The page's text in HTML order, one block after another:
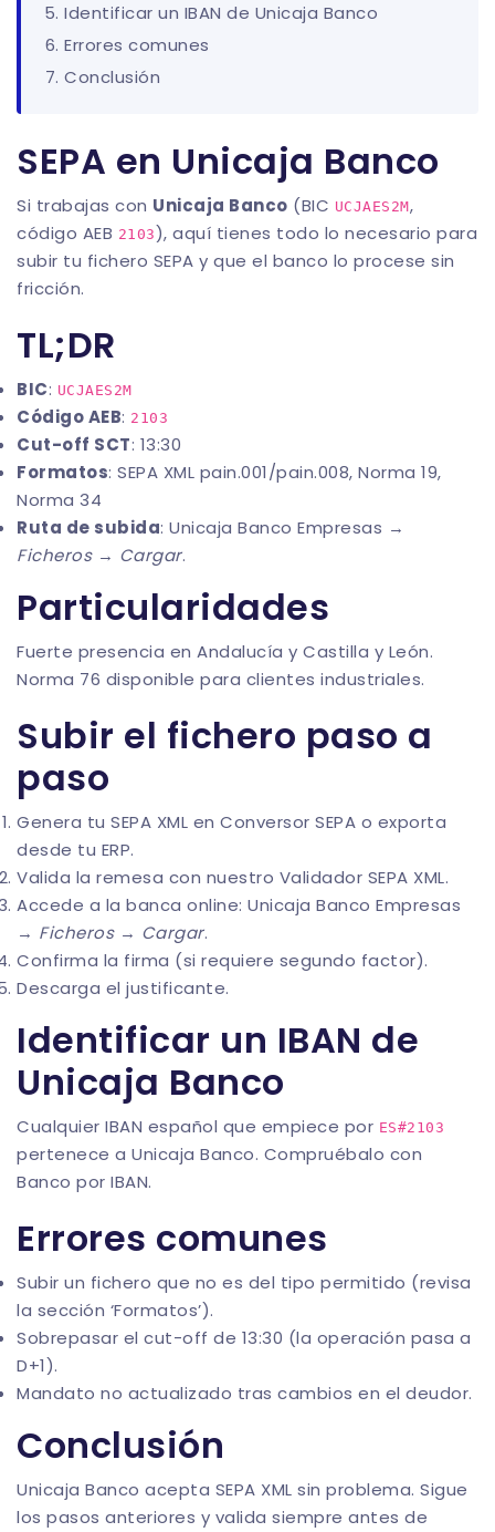
Identificar un IBAN de Unicaja Banco
Errores comunes
Conclusión
SEPA en Unicaja Banco
Si trabajas con Unicaja Banco (BIC UCJAES2M,
código AEB 2103), aquí tienes todo lo necesario para
subir tu fichero SEPA y que el banco lo procese sin
fricción.
TL;DR
BIC: UCJAES2M
Código AEB: 2103
Cut-off SCT: 13:30
Formatos: SEPA XML pain.001/pain.008, Norma 19,
Norma 34
Ruta de subida: Unicaja Banco Empresas →
Ficheros→ Cargar.
Particularidades
Fuerte presencia en Andalucía y Castilla y León.
Norma 76 disponible para clientes industriales.
Subir el fichero paso a
paso
Genera tu SEPA XML en Conversor SEPA o exporta
desde tu ERP.
Valida la remesa con nuestro Validador SEPA XML.
Accede a la banca online: Unicaja Banco Empresas
→ Ficheros→ Cargar.
Confirma la firma (si requiere segundo factor).
Descarga el justificante.
Identificar un IBAN de
Unicaja Banco
Cualquier IBAN español que empiece por ES#2103
pertenece a Unicaja Banco. Compruébalo con
Banco por IBAN.
Errores comunes
Subir un fichero que no es del tipo permitido (revisa
la sección ‘Formatos’).
Sobrepasar el cut-off de 13:30 (la operación pasa a
D+1).
Mandato no actualizado tras cambios en el deudor.
Conclusión
Unicaja Banco acepta SEPA XML sin problema. Sigue
los pasos anteriores y valida siempre antes de